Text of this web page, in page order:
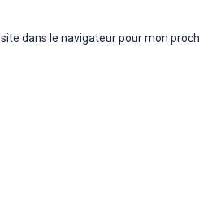
dans le navigateur pour mon